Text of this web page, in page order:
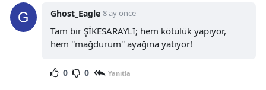
Ghost_Eagle 8 ay önce
Tam bir ŞİKESARAYLI; hem kötülük yapıyor,
hem ''mağdurum'' ayağına yatıyor!
0 0 Yanıtla